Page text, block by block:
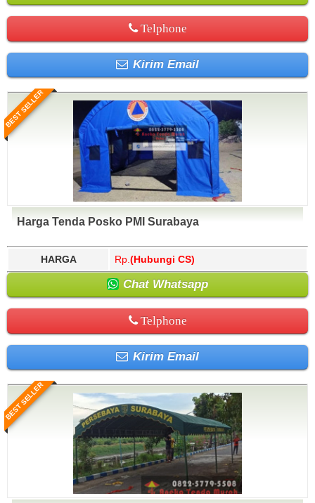
Telphone
Kirim Email
BEST SELLER
Harga Tenda Posko PMI Surabaya
HARGA Rp. (Hubungi CS)
Chat Whatsapp
Telphone
Kirim Email
BEST SELLER